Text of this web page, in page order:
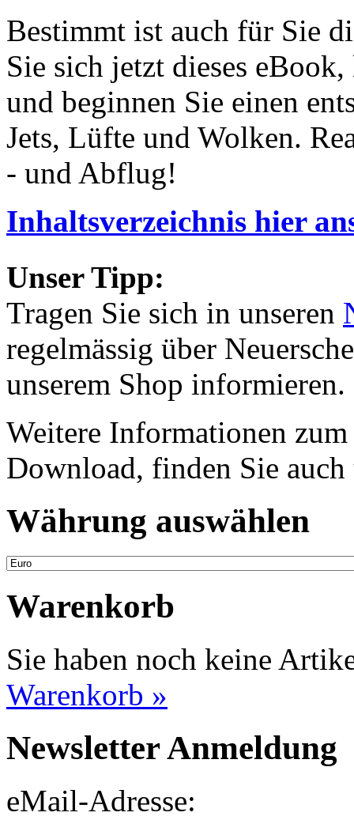
Bestimmt ist auch für Sie
Sie sich jetzt dieses
und beginnen Sie einen
Jets, Lüfte und Wolken.
- und Abflug!
Inhaltsverzeichnis hier
Unser Tipp:
Tragen Sie sich in unseren
regelmässig über
unserem Shop informieren.
Weitere Informationen
Download, finden Sie
Währung auswählen
Warenkorb
Sie haben noch keine
Warenkorb »
Newsletter Anmeldung
eMail-Adresse: